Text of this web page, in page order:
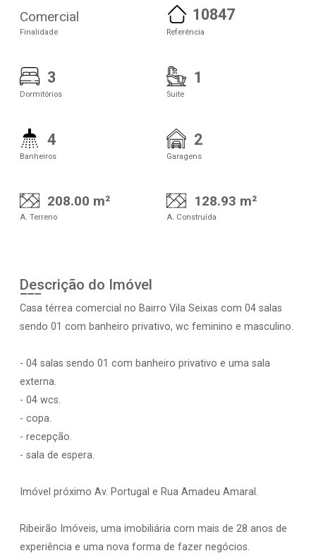
Comercial
Finalidade
10847
Referência
3
Dormitórios
1
Suite
4
Banheiros
2
Garagens
208.00 m²
A. Terreno
128.93 m²
A. Construída
Descrição do Imóvel
Casa térrea comercial no Bairro Vila Seixas com 04 salas
sendo 01 com banheiro privativo, wc feminino e masculino.
- 04 salas sendo 01 com banheiro privativo e uma sala
externa.
- 04 wcs.
- copa.
- recepção.
- sala de espera.
Imóvel próximo Av. Portugal e Rua Amadeu Amaral.
Ribeirão Imóveis, uma imobiliária com mais de 28 anos de
experiência e uma nova forma de fazer negócios.